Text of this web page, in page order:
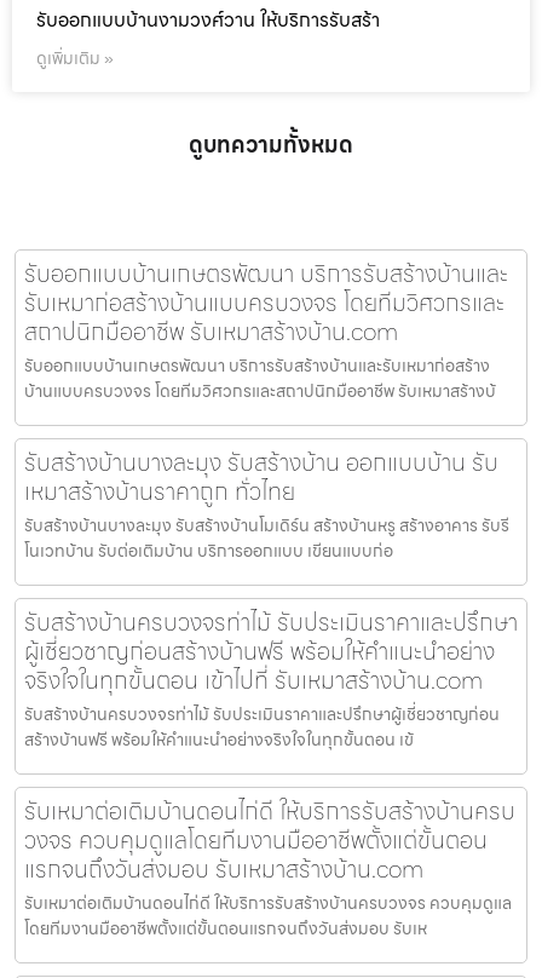
รับออกแบบบ้านงามวงศ์วาน ให้บริการรับสร้า
ดูเพิ่มเติม »
ดูบทความทั้งหมด
รับออกแบบบ้านเกษตรพัฒนา บริการรับสร้างบ้านและ
รับเหมาก่อสร้างบ้านแบบครบวงจร โดยทีมวิศวกรและ
สถาปนิกมืออาชีพ รับเหมาสร้างบ้าน.com
รับออกแบบบ้านเกษตรพัฒนา บริการรับสร้างบ้านและรับเหมาก่อสร้าง
บ้านแบบครบวงจร โดยทีมวิศวกรและสถาปนิกมืออาชีพ รับเหมาสร้างบ้
รับสร้างบ้านบางละมุง รับสร้างบ้าน ออกแบบบ้าน รับ
เหมาสร้างบ้านราคาถูก ทั่วไทย
รับสร้างบ้านบางละมุง รับสร้างบ้านโมเดิร์น สร้างบ้านหรู สร้างอาคาร รับรี
โนเวทบ้าน รับต่อเติมบ้าน บริการออกแบบ เขียนแบบก่อ
รับสร้างบ้านครบวงจรท่าไม้ รับประเมินราคาและปรึกษา
ผู้เชี่ยวชาญก่อนสร้างบ้านฟรี พร้อมให้คำแนะนำอย่าง
จริงใจในทุกขั้นตอน เข้าไปที่ รับเหมาสร้างบ้าน.com
รับสร้างบ้านครบวงจรท่าไม้ รับประเมินราคาและปรึกษาผู้เชี่ยวชาญก่อน
สร้างบ้านฟรี พร้อมให้คำแนะนำอย่างจริงใจในทุกขั้นตอน เข้
รับเหมาต่อเติมบ้านดอนไก่ดี ให้บริการรับสร้างบ้านครบ
วงจร ควบคุมดูแลโดยทีมงานมืออาชีพตั้งแต่ขั้นตอน
แรกจนถึงวันส่งมอบ รับเหมาสร้างบ้าน.com
รับเหมาต่อเติมบ้านดอนไก่ดี ให้บริการรับสร้างบ้านครบวงจร ควบคุมดูแล
โดยทีมงานมืออาชีพตั้งแต่ขั้นตอนแรกจนถึงวันส่งมอบ รับเห